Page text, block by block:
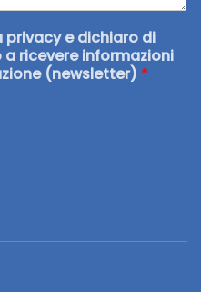
privacy e dichiaro di
ricevere informazioni
(newsletter) *